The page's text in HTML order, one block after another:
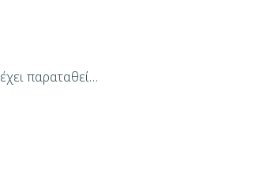
έχει παραταθεί…